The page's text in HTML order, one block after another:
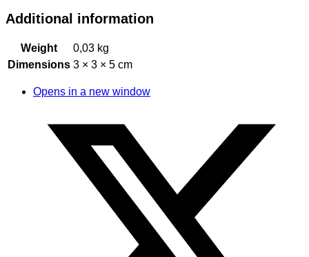
Additional information
Weight
0,03 kg
Dimensions 3 × 3 × 5 cm
Opens in a new window